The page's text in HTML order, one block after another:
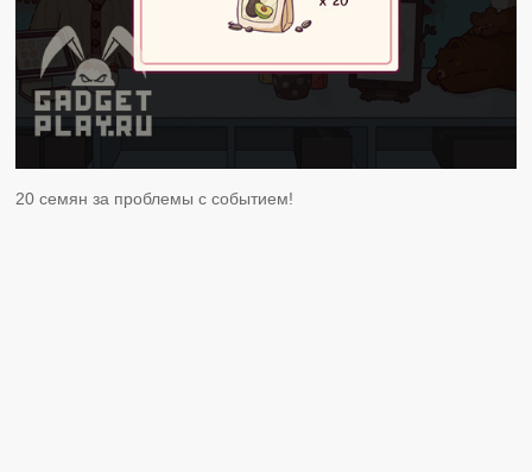
20 семян за проблемы с событием!